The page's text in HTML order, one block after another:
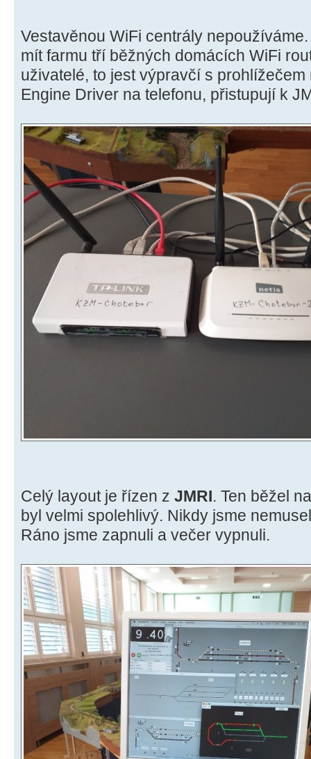
CTS: false DCD: false flow:
Vestavěnou WiFi centrály
mít farmu tří běžných domácích WiFi
uživatelé, to jest výpravčí s
Engine Driver na telefonu, přistupují k
Celý layout je řízen z JMRI. Ten běžel
byl velmi spolehlivý. Nikdy jsme
Ráno jsme zapnuli a večer vypnuli.